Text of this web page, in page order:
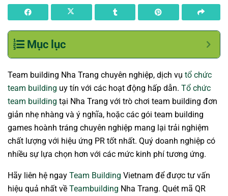
Mục lục
Team building Nha Trang chuyên nghiệp, dịch vụ tổ chức
team building uy tín với các hoạt động hấp dẫn. Tổ chức
team building tại Nha Trang với trò chơi team building đơn
giản nhẹ nhàng và ý nghĩa, hoặc các gói team building
games hoành tráng chuyên nghiệp mang lại trải nghiệm
chất lượng với hiệu ứng PR tốt nhất. Quý doanh nghiệp có
nhiều sự lựa chọn hơn với các mức kinh phí tương ứng.
Hãy liên hệ ngay Team Building Vietnam để được tư vấn
hiệu quả nhất về Teambuilding Nha Trang. Quét mã QR